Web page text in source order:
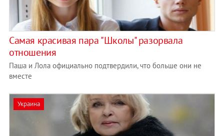
Самая красивая пара "Школы" разорвала
отношения
Паша и Лола официально подтвердили, что больше они не
вместе
Украина